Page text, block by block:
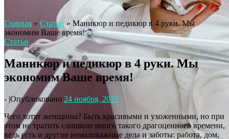
Главная » Статьи » Маникюр и педикюр в 4 руки. Мы
экономим Ваше время!
Статьи
Маникюр и педикюр в 4 руки. Мы
экономим Ваше время!
- |Опубликовано 24 ноября, 2022
Чего хотят женщины? Быть красивыми и ухоженными, но при
этом не тратить слишком много такого драгоценного времени,
ведь есть и другие немаловажные дела и заботы: работа, дом,